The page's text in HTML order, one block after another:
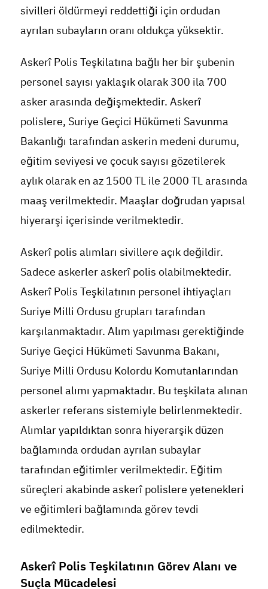
sivilleri öldürmeyi reddettiği için ordudan
ayrılan subayların oranı oldukça yüksektir.
Askerî Polis Teşkilatına bağlı her bir şubenin
personel sayısı yaklaşık olarak 300 ila 700
asker arasında değişmektedir. Askerî
polislere, Suriye Geçici Hükümeti Savunma
Bakanlığı tarafından askerin medeni durumu,
eğitim seviyesi ve çocuk sayısı gözetilerek
aylık olarak en az 1500 TL ile 2000 TL arasında
maaş verilmektedir. Maaşlar doğrudan yapısal
hiyerarşi içerisinde verilmektedir.
Askerî polis alımları sivillere açık değildir.
Sadece askerler askerî polis olabilmektedir.
Askerî Polis Teşkilatının personel ihtiyaçları
Suriye Milli Ordusu grupları tarafından
karşılanmaktadır. Alım yapılması gerektiğinde
Suriye Geçici Hükümeti Savunma Bakanı,
Suriye Milli Ordusu Kolordu Komutanlarından
personel alımı yapmaktadır. Bu teşkilata alınan
askerler referans sistemiyle belirlenmektedir.
Alımlar yapıldıktan sonra hiyerarşik düzen
bağlamında ordudan ayrılan subaylar
tarafından eğitimler verilmektedir. Eğitim
süreçleri akabinde askerî polislere yetenekleri
ve eğitimleri bağlamında görev tevdi
edilmektedir.
Askerî Polis Teşkilatının Görev Alanı ve
Suçla Mücadelesi